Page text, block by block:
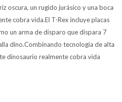
oscura, un rugido jurásico y una boca
cobra vida.El T-Rex incluye placas
un arma de disparo que dispara 7
dino.Combinando tecnología de alta
dinosaurio realmente cobra vida